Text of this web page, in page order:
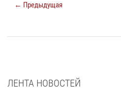
← Предыдущая
ЛЕНТА НОВОСТЕЙ